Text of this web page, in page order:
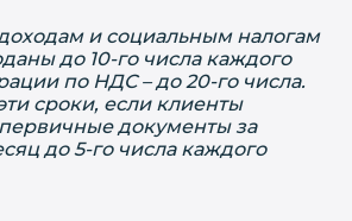
и социальным налогам
до 10-го числа каждого
по НДС – до 20-го числа.
сроки, если клиенты
документы за
до 5-го числа каждого